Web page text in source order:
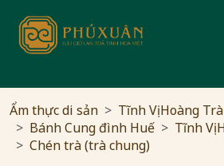
Ẩm thực di sản
Tĩnh Vị Hoàng Trà
Bánh Cung đình Huế
Tĩnh Vị
Chén trà (trà chung)